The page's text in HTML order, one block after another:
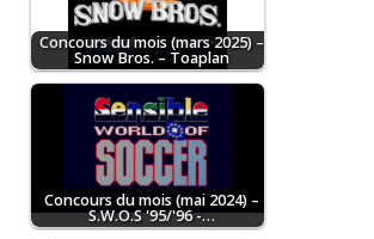
Concours du mois (mars 2025) –
Snow Bros. – Toaplan
Concours du mois (mai 2024) –
S.W.O.S '95/'96 -…